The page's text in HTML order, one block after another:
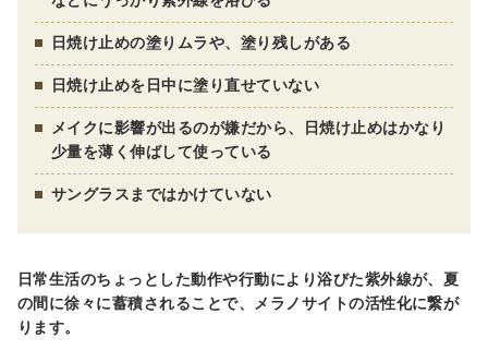
日焼け止めの塗りムラや、塗り残しがある
日焼け止めを日中に塗り直せていない
メイクに影響が出るのが嫌だから、日焼け止めはかなり
少量を薄く伸ばして使っている
サングラスまではかけていない
日常生活のちょっとした動作や行動により浴びた紫外線が、夏
の間に徐々に蓄積されることで、メラノサイトの活性化に繋が
ります。